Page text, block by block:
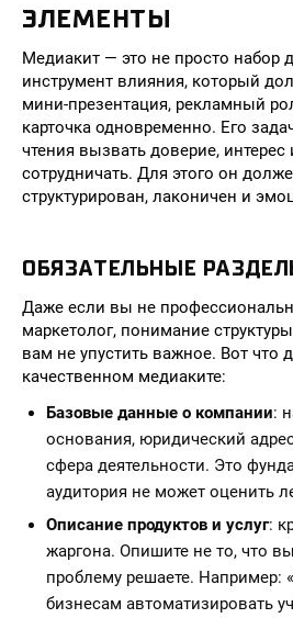
ЭЛЕМЕНТЫ
Медиакит — это не просто набор
инструмент влияния, который
мини-презентация, рекламный
карточка одновременно. Его
чтения вызвать доверие,
сотрудничать. Для этого он
структурирован, лаконичен и
ОБЯЗАТЕЛЬНЫЕ
Даже если вы не
маркетолог, понимание
вам не упустить важное. Вот
качественном медиаките:
Базовые данные о компании:
основания, юридический
сфера деятельности. Это
аудитория не может оценить
Описание продуктов и услуг:
жаргона. Опишите не то, что
проблему решаете.
бизнесам автоматизировать